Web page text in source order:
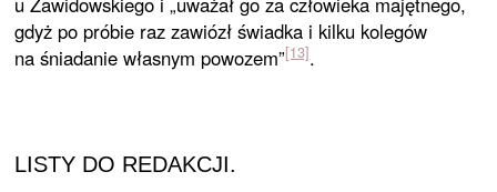
gdyż po próbie raz zawiózł świadka i kilku kolegów
na śniadanie własnym powozem”[13].
LISTY DO REDAKCJI.